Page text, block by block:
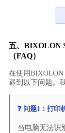
五、BIXOLON
（FAQ）
在使用BIXOLON
遇到以下问题。
❓ 问题1：打
当电脑无法识